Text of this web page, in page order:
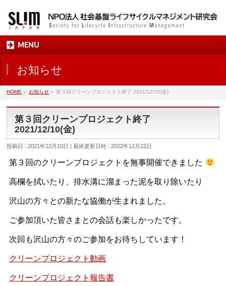
MENU
お知らせ
HOME » お知らせ » 第３回クリーンプロジェクト終了 2021/12/10(金)
第３回クリーンプロジェクト終了
2021/12/10(金)
投稿日 : 2021年12月10日 最終更新日時 : 2022年12月22日
第３回のクリーンプロジェクトを無事開催できました
高欄を拭いたり、排水溝に溜まった泥を取り除いたり
沢山の方々との新たな協働が生まれました。
ご参加頂いた皆さまとの会話も楽しかったです。
次回も沢山の方々のご参加をお待ちしています！
クリーンプロジェクト動画
クリーンプロジェクト報告書